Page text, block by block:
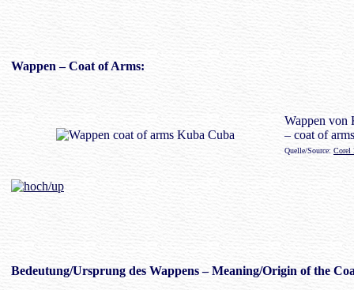
Wappen – Coat of Arms:
Wappen von
– coat of
Quelle/Source: Corel
Bedeutung/Ursprung des Wappens– Meaning/Origin of the